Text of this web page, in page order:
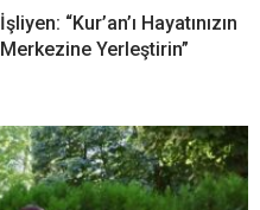
İşliyen: “Kur’an’ı Hayatınızın
Merkezine Yerleştirin”